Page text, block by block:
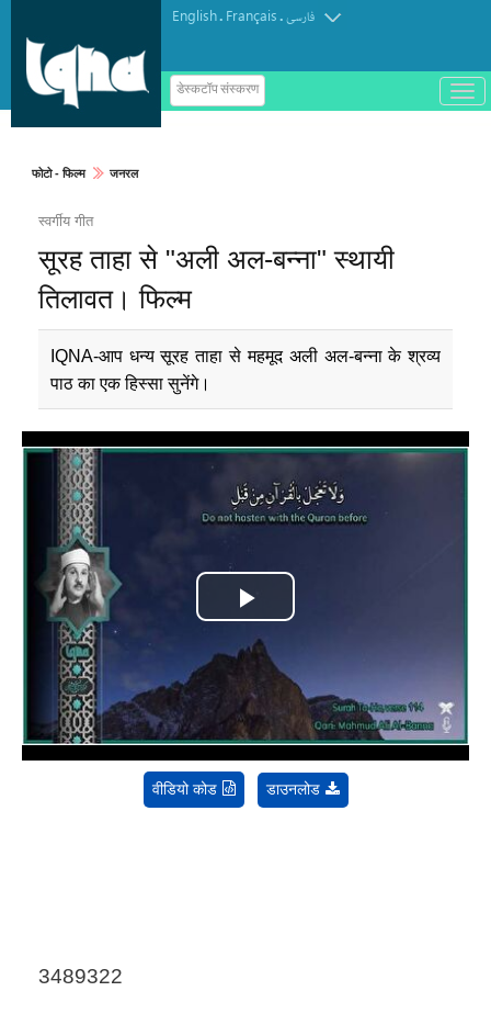
English. Français.فارسی
डेस्कटॉप संस्करण
ب
ا
फोटो - फिल्म जनरल
स्वर्गीय गीत
सूरह ताहा से "अली अल-बन्ना" स्थायी
तिलावत। फिल्म
IQNA-आप धन्य सूरह ताहा से महमूद अली अल-बन्ना के श्रव्य
पाठ का एक हिस्सा सुनेंगे।
Play
Video
वीडियो कोड डाउनलोड
3489322